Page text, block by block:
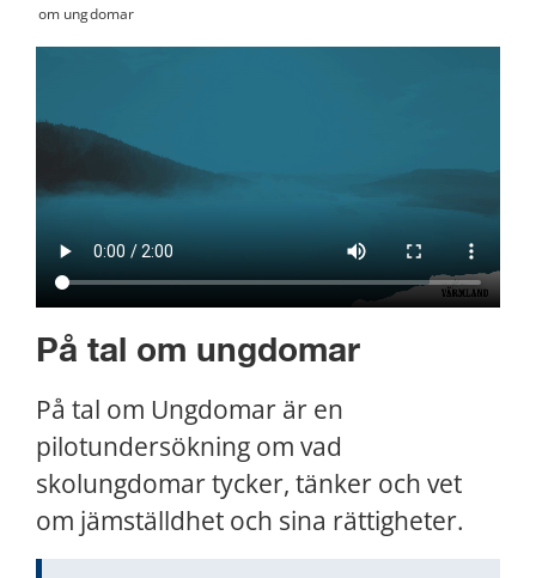
om ungdomar
På tal om ungdomar
På tal om Ungdomar är en
pilotundersökning om vad
skolungdomar tycker, tänker och vet
om jämställdhet och sina rättigheter.